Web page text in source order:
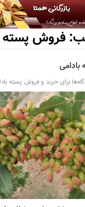
فروش پسته بادامی
فروش پسته
برای خرید و فروش پسته